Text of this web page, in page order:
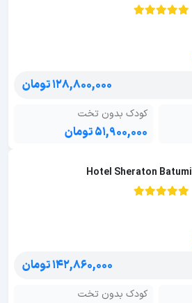
۱۲۸,۸۰۰,۰۰۰ تومان
کودک بدون تخت
۵۱,۹۰۰,۰۰۰ تومان
Hotel Sheraton Batumi
۱۴۲,۸۶۰,۰۰۰ تومان
کودک بدون تخت